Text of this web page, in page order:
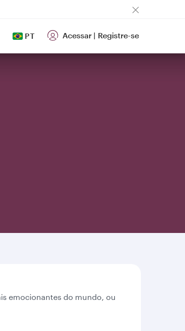
PT Acessar | Registre-se
emocionantes do mundo, ou